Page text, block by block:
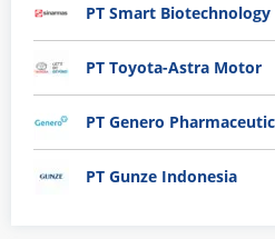
PT Smart Biotechnology
PT Toyota-Astra Motor
PT Genero
PT Gunze Indonesia